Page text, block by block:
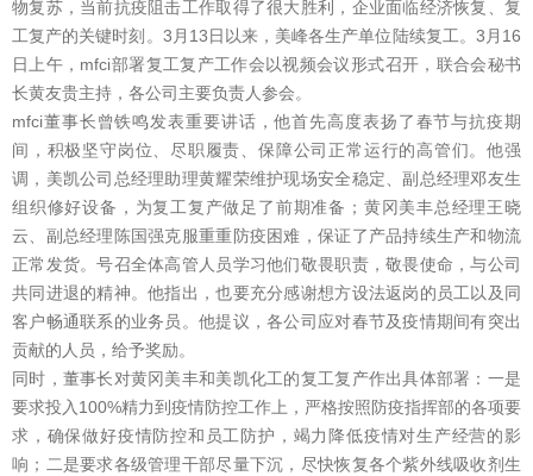
物复苏，当前抗疫阻击工作取得了很大胜利，企业面临经济恢复、复
工复产的关键时刻。3月13日以来，美峰各生产单位陆续复工。3月16
日上午，mfci部署复工复产工作会以视频会议形式召开，联合会秘书
长黄友贵主持，各公司主要负责人参会。
mfci董事长曾铁鸣发表重要讲话，他首先高度表扬了春节与抗疫期
间，积极坚守岗位、尽职履责、保障公司正常运行的高管们。他强
调，美凯公司总经理助理黄耀荣维护现场安全稳定、副总经理邓友生
组织修好设备，为复工复产做足了前期准备；黄冈美丰总经理王晓
云、副总经理陈国强克服重重防疫困难，保证了产品持续生产和物流
正常发货。号召全体高管人员学习他们敬畏职责，敬畏使命，与公司
共同进退的精神。他指出，也要充分感谢想方设法返岗的员工以及同
客户畅通联系的业务员。他提议，各公司应对春节及疫情期间有突出
贡献的人员，给予奖励。
同时，董事长对黄冈美丰和美凯化工的复工复产作出具体部署：一是
要求投入100%精力到疫情防控工作上，严格按照防疫指挥部的各项要
求，确保做好疫情防控和员工防护，竭力降低疫情对生产经营的影
响；二是要求各级管理干部尽量下沉，尽快恢复各个紫外线吸收剂生